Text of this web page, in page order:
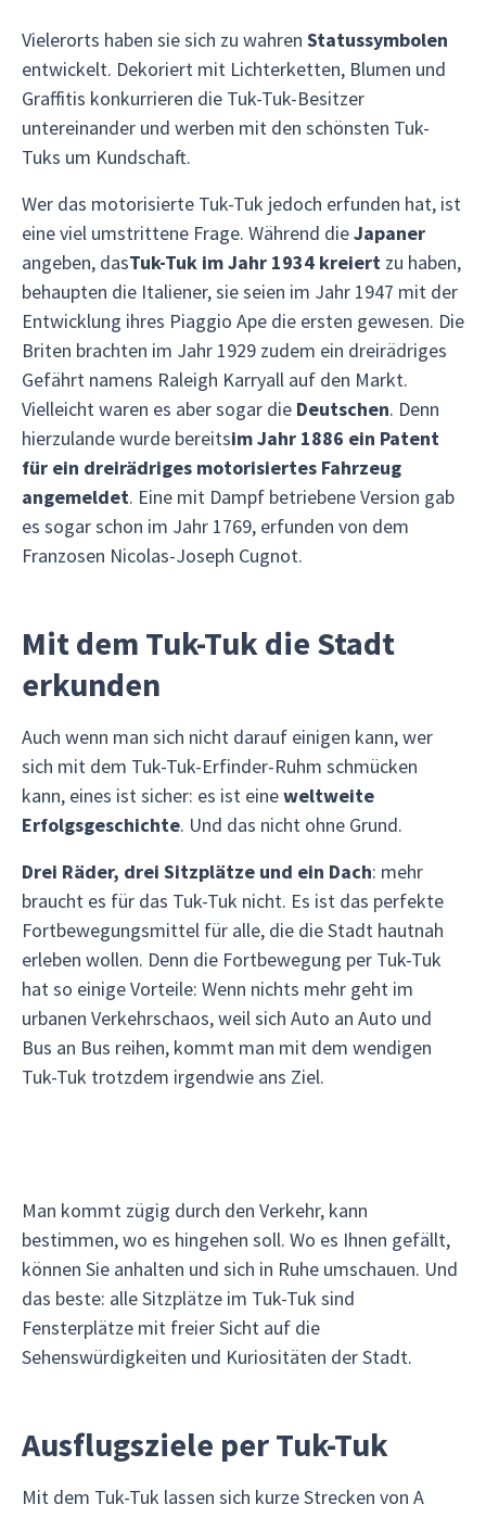
Vielerorts haben sie sich zu wahren Statussymbolen
entwickelt. Dekoriert mit Lichterketten, Blumen und
Graffitis konkurrieren die Tuk-Tuk-Besitzer
untereinander und werben mit den schönsten Tuk-
Tuks um Kundschaft.
Wer das motorisierte Tuk-Tuk jedoch erfunden hat, ist
eine viel umstrittene Frage. Während dieJapaner
angeben, dasTuk-Tuk im Jahr 1934 kreiert zu haben,
behaupten die Italiener, sie seien im Jahr 1947 mit der
Entwicklung ihres Piaggio Ape die ersten gewesen. Die
Briten brachten im Jahr 1929 zudem ein dreirädriges
Gefährt namens Raleigh Karryall auf den Markt.
Vielleicht waren es aber sogar die Deutschen. Denn
hierzulande wurde bereitsim Jahr 1886 ein Patent
für ein dreirädriges motorisiertes Fahrzeug
angemeldet. Eine mit Dampf betriebene Version gab
es sogar schon im Jahr 1769, erfunden von dem
Franzosen Nicolas-Joseph Cugnot.
Mit dem Tuk-Tuk die Stadt
erkunden
Auch wenn man sich nicht darauf einigen kann, wer
sich mit dem Tuk-Tuk-Erfinder-Ruhm schmücken
kann, eines ist sicher: es ist eineweltweite
Erfolgsgeschichte. Und das nicht ohne Grund.
Drei Räder, drei Sitzplätze und ein Dach: mehr
braucht es für das Tuk-Tuk nicht. Es ist das perfekte
Fortbewegungsmittel für alle, die die Stadt hautnah
erleben wollen. Denn die Fortbewegung per Tuk-Tuk
hat so einige Vorteile: Wenn nichts mehr geht im
urbanen Verkehrschaos, weil sich Auto an Auto und
Bus an Bus reihen, kommt man mit dem wendigen
Tuk-Tuk trotzdem irgendwie ans Ziel.
Man kommt zügig durch den Verkehr, kann
bestimmen, wo es hingehen soll. Wo es Ihnen gefällt,
können Sie anhalten und sich in Ruhe umschauen. Und
das beste: alle Sitzplätze im Tuk-Tuk sind
Fensterplätze mit freier Sicht auf die
Sehenswürdigkeiten und Kuriositäten der Stadt.
Ausflugsziele per Tuk-Tuk
Mit dem Tuk-Tuk lassen sich kurze Strecken von A